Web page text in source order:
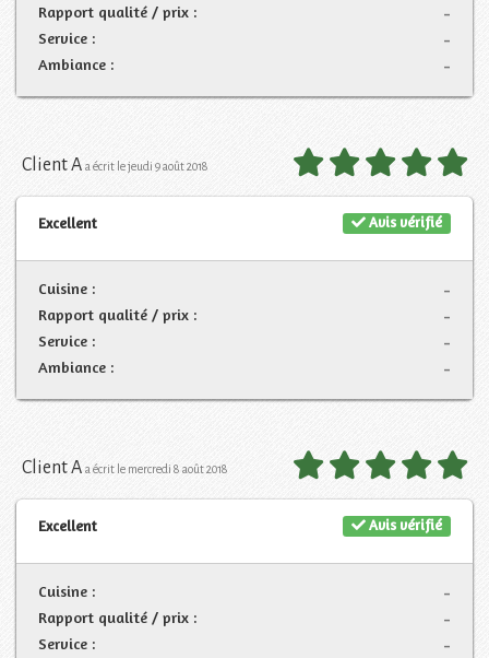
-
Rapport qualité / prix :
-
Service :
-
Ambiance :
Client A a écrit le jeudi 9 août 2018
Avis vérifié
Excellent
-
Cuisine :
-
Rapport qualité / prix :
-
Service :
-
Ambiance :
Client A a écrit le mercredi 8 août 2018
Avis vérifié
Excellent
-
Cuisine :
-
Rapport qualité / prix :
-
Service :